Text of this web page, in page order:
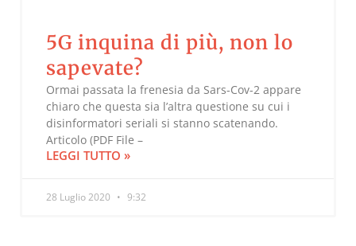
5G inquina di più, non lo
sapevate?
Ormai passata la frenesia da Sars-Cov-2 appare
chiaro che questa sia l’altra questione su cui i
disinformatori seriali si stanno scatenando.
Articolo (PDF File –
LEGGI TUTTO »
28 Luglio 2020 9:32